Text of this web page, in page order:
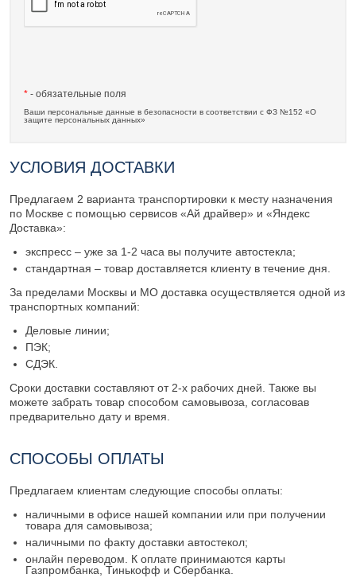
* - обязательные поля
Ваши персональные данные в безопасности в соответствии с ФЗ №152 «О
защите персональных данных»
УСЛОВИЯ ДОСТАВКИ
Предлагаем 2 варианта транспортировки к месту назначения
по Москве с помощью сервисов «Ай драйвер» и «Яндекс
Доставка»:
экспресс – уже за 1-2 часа вы получите автостекла;
стандартная – товар доставляется клиенту в течение дня.
За пределами Москвы и МО доставка осуществляется одной из
транспортных компаний:
Деловые линии;
ПЭК;
СДЭК.
Сроки доставки составляют от 2-х рабочих дней. Также вы
можете забрать товар способом самовывоза, согласовав
предварительно дату и время.
СПОСОБЫ ОПЛАТЫ
Предлагаем клиентам следующие способы оплаты:
наличными в офисе нашей компании или при получении
товара для самовывоза;
наличными по факту доставки автостекол;
онлайн переводом. К оплате принимаются карты
Газпромбанка, Тинькофф и Сбербанка.